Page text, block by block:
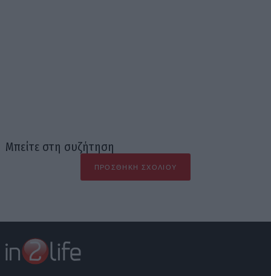
Μπείτε στη συζήτηση
ΠΡΟΣΘΉΚΗ ΣΧΟΛΊΟΥ